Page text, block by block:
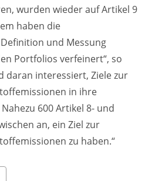
wurden wieder auf Artikel 9
haben die
und Messung
Portfolios verfeinert“, so
daran interessiert, Ziele zur
in ihre
600 Artikel 8- und
an, ein Ziel zur
zu haben.“